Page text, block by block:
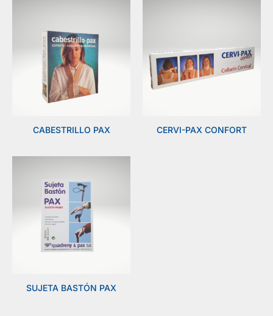
CABESTRILLO PAX CERVI-PAX CONFORT
SUJETA BASTÓN PAX